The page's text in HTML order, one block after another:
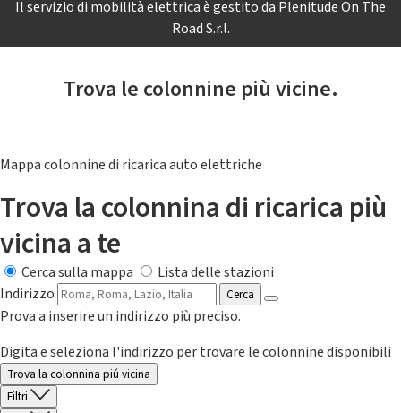
Il servizio di mobilità elettrica è gestito da Plenitude On The
Road S.r.l.
Trova le colonnine più vicine.
Mappa colonnine di ricarica auto elettriche
Trova la colonnina di ricarica più
vicina a te
Cerca sulla mappa
Lista delle stazioni
Indirizzo
Cerca
Prova a inserire un indirizzo più preciso.
Digita e seleziona l'indirizzo per trovare le colonnine disponibili
Trova la colonnina piú vicina
Filtri